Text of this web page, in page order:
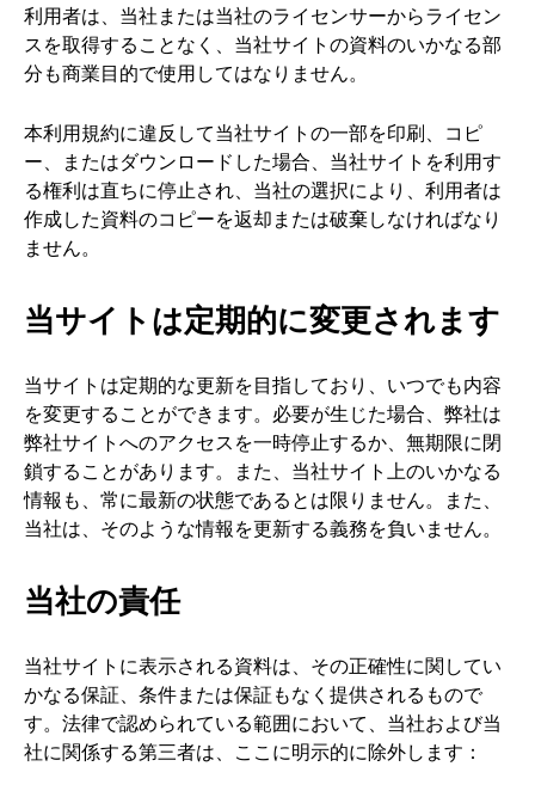
利用者は、当社または当社のライセンサーからライセン
スを取得することなく、当社サイトの資料のいかなる部
分も商業目的で使用してはなりません。
本利用規約に違反して当社サイトの一部を印刷、コピ
ー、またはダウンロードした場合、当社サイトを利用す
る権利は直ちに停止され、当社の選択により、利用者は
作成した資料のコピーを返却または破棄しなければなり
ません。
当サイトは定期的に変更されます
当サイトは定期的な更新を目指しており、いつでも内容
を変更することができます。必要が生じた場合、弊社は
弊社サイトへのアクセスを一時停止するか、無期限に閉
鎖することがあります。また、当社サイト上のいかなる
情報も、常に最新の状態であるとは限りません。また、
当社は、そのような情報を更新する義務を負いません。
当社の責任
当社サイトに表示される資料は、その正確性に関してい
かなる保証、条件または保証もなく提供されるもので
す。法律で認められている範囲において、当社および当
社に関係する第三者は、ここに明示的に除外します：